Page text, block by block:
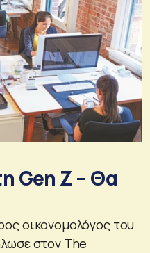
Gen Z – Θα
οικονομολόγος του
στον The